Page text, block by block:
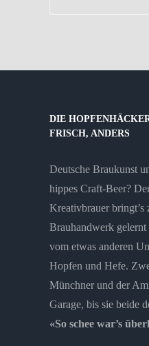
DIE
FRISCH, ANDERS
Deutsche Braukunst
hippes Craft-Beer?
Kreativbrauer bringt’s
Brauhandwerk
vom etwas anderen
Hopfen und Hefe.
Münchner und der
Garage, bis sie beide
«So schee war’s